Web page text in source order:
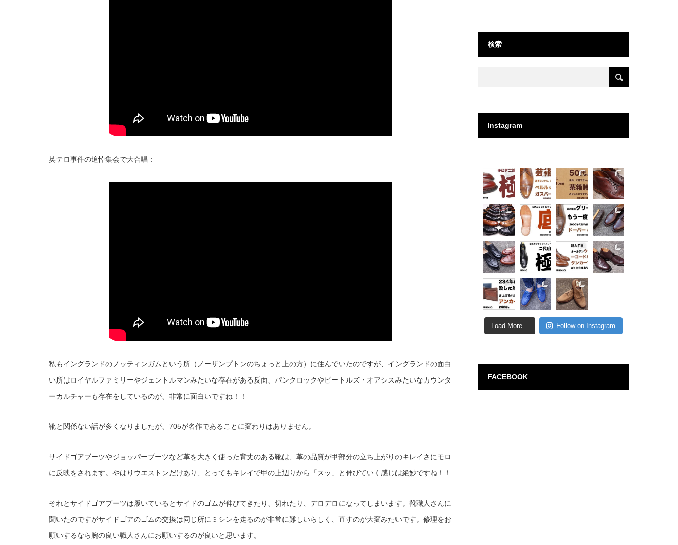
英テロ事件の追悼集会で大合唱：
私もイングランドのノッティンガムという所（ノーザンプトンのちょっと上の方）に住んでいたのですが、イングランドの面白
い所はロイヤルファミリーやジェントルマンみたいな存在がある反面、パンクロックやビートルズ・オアシスみたいなカウンタ
ーカルチャーも存在をしているのが、非常に面白いですね！！
靴と関係ない話が多くなりましたが、705が名作であることに変わりはありません。
サイドゴアブーツやジョッパーブーツなど革を大きく使った背丈のある靴は、革の品質が甲部分の立ち上がりのキレイさにモロ
に反映をされます。やはりウエストンだけあり、とってもキレイで甲の上辺りから「スッ」と伸びていく感じは絶妙ですね！！
それとサイドゴアブーツは履いているとサイドのゴムが伸びてきたり、切れたり、デロデロになってしまいます。靴職人さんに
聞いたのですがサイドゴアのゴムの交換は同じ所にミシンを走るのが非常に難しいらしく、直すのが大変みたいです。修理をお
願いするなら腕の良い職人さんにお願いするのが良いと思います。
検索
Instagram
Load More... Follow on Instagram
FACEBOOK